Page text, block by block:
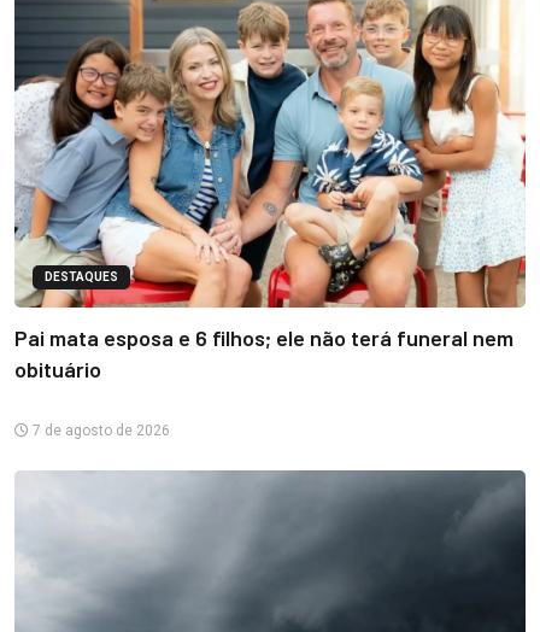
DESTAQUES
Pai mata esposa e 6 filhos; ele não terá funeral nem
obituário
7 de agosto de 2026